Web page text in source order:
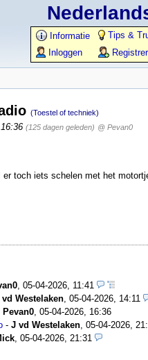
Informatie
Tips &
Inloggen
(Toestel of techniek)
(125 dagen geleden) @ Pevan0
er toch iets schelen met het
, 05-04-2026, 11:41
vd Westelaken, 05-04-2026, 14:11
Pevan0, 05-04-2026, 16:36
- J vd Westelaken, 05-04-2026,
, 05-04-2026, 21:31